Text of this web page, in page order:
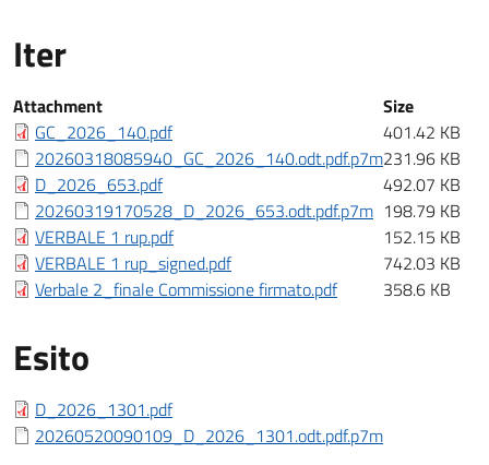
Iter
Iter
Attachment
Size
GC_2026_140.pdf
401.42 KB
20260318085940_GC_2026_140.odt.pdf.p7m231.96 KB
D_2026_653.pdf
492.07 KB
20260319170528_D_2026_653.odt.pdf.p7m 198.79 KB
VERBALE 1 rup.pdf
152.15 KB
VERBALE 1 rup_signed.pdf
742.03 KB
Verbale 2_finale Commissione firmato.pdf
358.6 KB
Esito
Esito bando
D_2026_1301.pdf
20260520090109_D_2026_1301.odt.pdf.p7m